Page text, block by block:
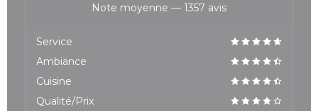
Note moyenne — 1357 avis
Service
Ambiance
Cuisine
Qualité/Prix